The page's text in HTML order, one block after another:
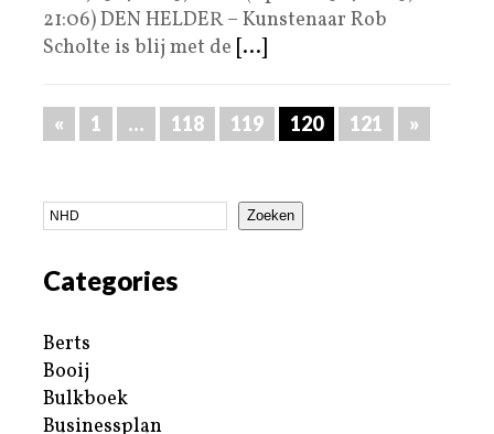
21:06) DEN HELDER – Kunstenaar Rob
Scholte is blij met de [...]
« 1 … 118 119 120 121 »
Zoeken
Categories
Berts
Booij
Bulkboek
Businessplan